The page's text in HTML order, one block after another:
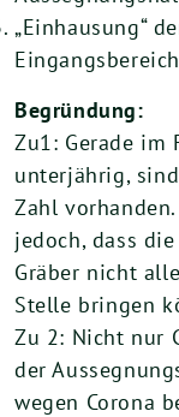
„Einhausung“
Begründung:
Zu1: Gerade im
unterjährig,
Zahl
jedoch, dass
Gräber nicht
Stelle bringen
Zu 2: Nicht nur
der
wegen Corona